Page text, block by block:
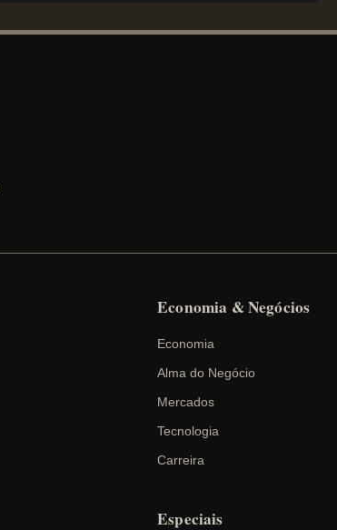
Economia & Negócios
Economia
Alma do Negócio
Mercados
Tecnologia
Carreira
Especiais